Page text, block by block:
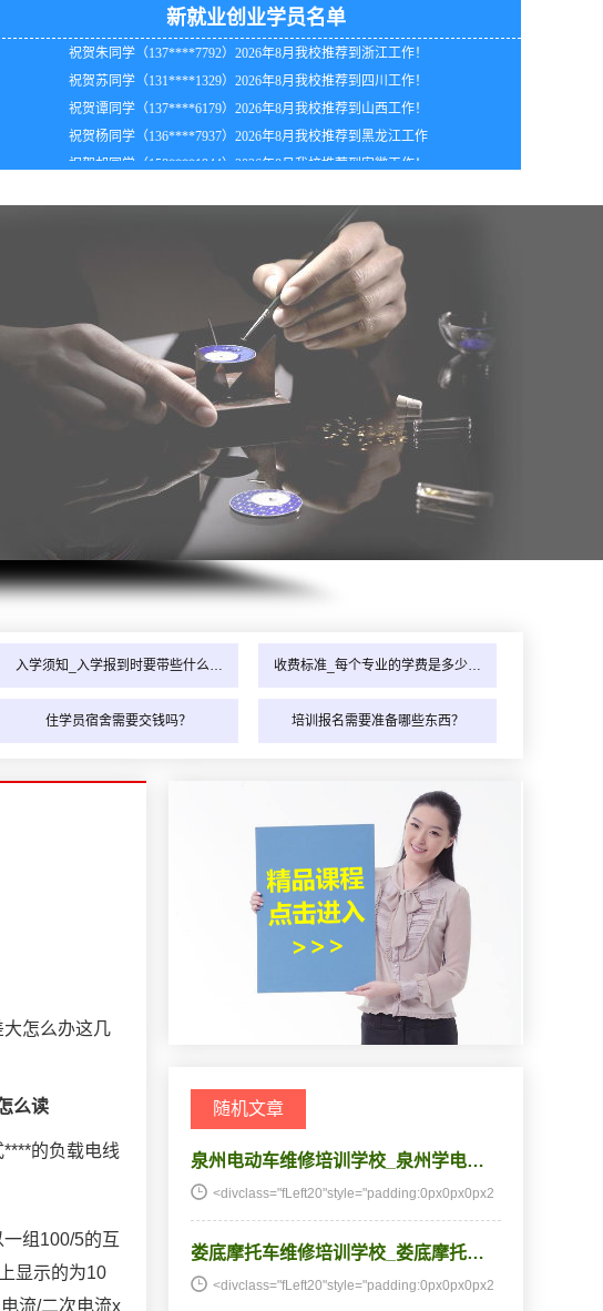
2026年8月_北京_卢同学（186****6303）报: 【高级手机维修班】
2026年8月_湖南_吴同学（136****3966）报:【手机维修班】
2026年8月_山西_朱同学（180****4658）报:【高级手机维修班】
2026年8月_贵州_马同学（154****2881）报:【手机维修班】
新就业创业学员名单
祝贺周同学（136****6022）2026年8月我校推荐到重庆工作！
祝贺朱同学（137****7792）2026年8月我校推荐到浙江工作！
入学须知_入学报到时要带些什么… 收费标准_每个专业的学费是多少…
住学员宿舍需要交钱吗？ 培训报名需要准备哪些东西？
怎么办这几
么读
的负载电线
组100/5的互
显示的为10
流/二次电流x
随机文章
泉州电动车维修培训学校_泉州学电…
<divclass="fLeft20"style="padding:0px0px0px2
娄底摩托车维修培训学校_娄底摩托…
<divclass="fLeft20"style="padding:0px0px0px2